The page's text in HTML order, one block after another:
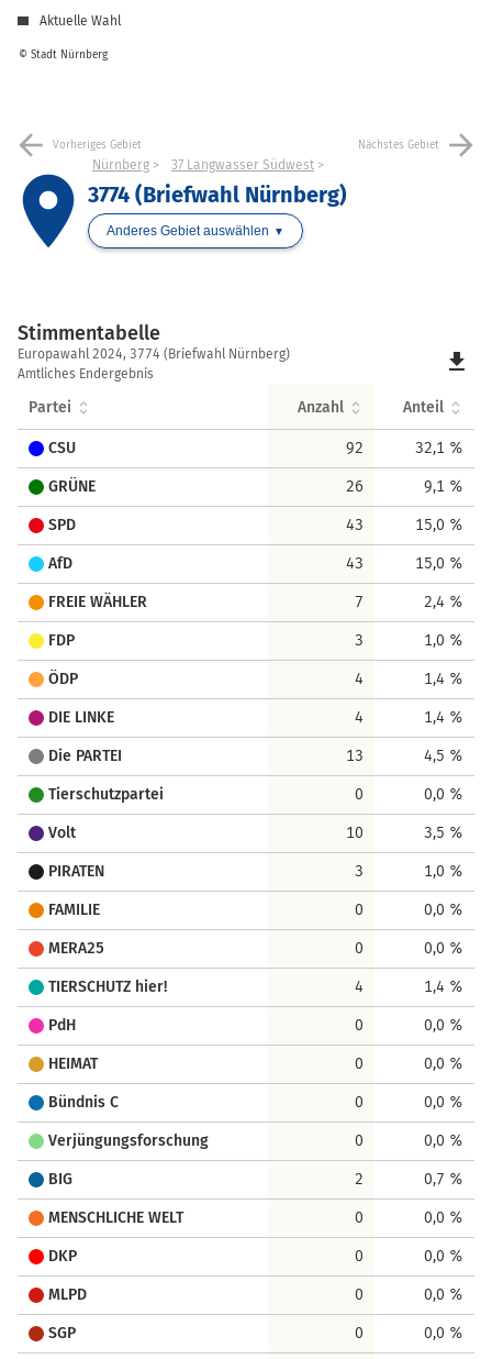
© Stadt Nürnberg
Aktuelle Wahl
arrow_back Vorheriges Gebiet Nächstes Gebiet arrow_forward
place
Nürnberg 37 Langwasser Südwest
3774 (Briefwahl Nürnberg)
Anderes Gebiet auswählen
Stimmentabelle
Stimmentabelle
Europawahl 2024, 3774 (Briefwahl Nürnberg)
Amtliches Endergebnis
file_download
Partei Anzahl Anteil
CSU 92 32,1 %
GRÜNE 26 9,1 %
SPD 43 15,0 %
AfD 43 15,0 %
FREIE WÄHLER 7 2,4 %
FDP 3 1,0 %
ÖDP 4 1,4 %
DIE LINKE 4 1,4 %
Die PARTEI 13 4,5 %
Tierschutzpartei 0 0,0 %
Volt 10 3,5 %
PIRATEN 3 1,0 %
FAMILIE 0 0,0 %
MERA25 0 0,0 %
TIERSCHUTZ hier! 4 1,4 %
PdH 0 0,0 %
HEIMAT 0 0,0 %
Bündnis C 0 0,0 %
Verjüngungsforschung 0 0,0 %
BIG 2 0,7 %
MENSCHLICHE WELT 0 0,0 %
DKP 0 0,0 %
MLPD 0 0,0 %
SGP 0 0,0 %